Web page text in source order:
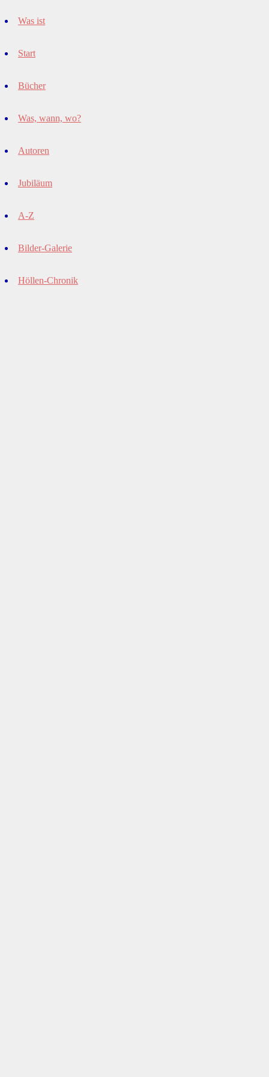
Was ist
Start
Bücher
Was, wann, wo?
Autoren
Jubiläum
A-Z
Bilder-Galerie
Höllen-Chronik